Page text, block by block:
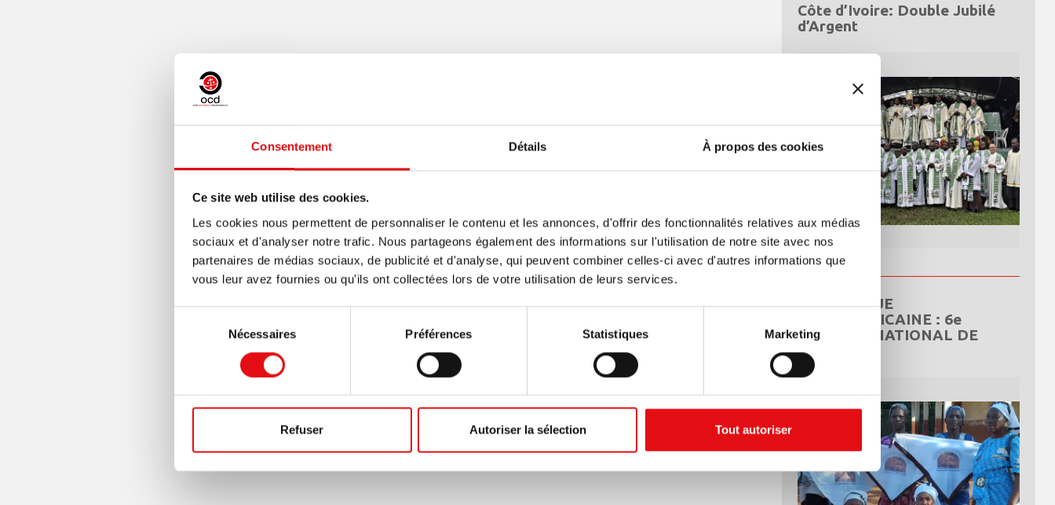
Consentement Détails À propos des cookies
Ce site web utilise des cookies.
Les cookies nous permettent de personnaliser le contenu et les annonces, d'offrir des fonctionnalités relatives aux médias
sociaux et d'analyser notre trafic. Nous partageons également des informations sur l'utilisation de notre site avec nos
partenaires de médias sociaux, de publicité et d'analyse, qui peuvent combiner celles-ci avec d'autres informations que
vous leur avez fournies ou qu'ils ont collectées lors de votre utilisation de leurs services.
consentement
Nécessaires Préférences Statistiques Marketing
Refuser Autoriser la sélection Tout autoriser
Côte d’Ivoire: Double Jubilé
d’Argent
RÉPUBLIQUE
CENTRAFRICAINE : 6e
CONGRÈS NATIONAL DE
L’OCDS